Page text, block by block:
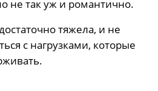
не так уж и романтично.
тяжела, и не
с нагрузками, которые